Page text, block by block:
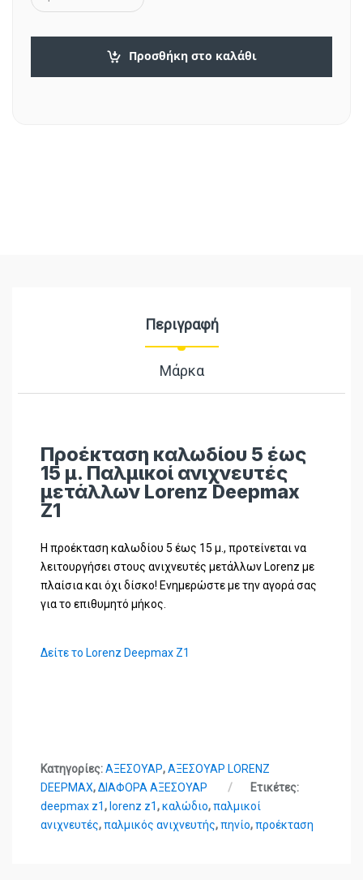
Προσθήκη στο καλάθι
Περιγραφή
Μάρκα
Προέκταση καλωδίου 5 έως
15 μ. Παλμικοί ανιχνευτές
μετάλλων Lorenz Deepmax
Z1
Η προέκταση καλωδίου 5 έως 15 μ., προτείνεται να
λειτουργήσει στους ανιχνευτές μετάλλων Lorenz με
πλαίσια και όχι δίσκο! Ενημερώστε με την αγορά σας
για το επιθυμητό μήκος.
Δείτε το Lorenz Deepmax Z1
Κατηγορίες:ΑΞΕΣΟΥΑΡ,ΑΞΕΣΟΥΑΡ LORENZ
DEEPMAX,ΔΙΑΦΟΡΑ ΑΞΕΣΟΥΑΡ
Ετικέτες:
deepmax z1, lorenz z1,καλώδιο,παλμικοί
ανιχνευτές,παλμικός ανιχνευτής,πηνίο,προέκταση